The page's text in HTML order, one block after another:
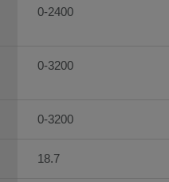
0-2400
0-3200
0-3200
18.7